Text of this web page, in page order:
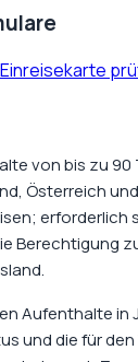
von bis zu 90
Österreich
erforderlich
Berechtigung
Aufenthalte in
und die für